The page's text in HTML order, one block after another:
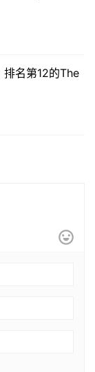
名第12的The